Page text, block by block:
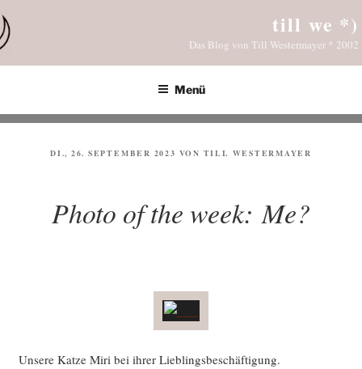
Inhalt
springen
till we *)
Das Blog von Till Westermayer * 2002
Menü
VERÖFFENTLICHT
DI., 26. SEPTEMBER 2023 VON TILL WESTERMAYER
Photo of the week: Me?
Unse­re Kat­ze Miri bei ihrer Lieblingsbeschäftigung.